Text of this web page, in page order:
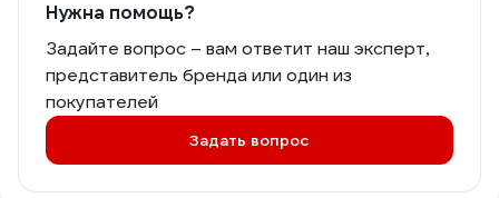
Нужна помощь?
Задайте вопрос – вам ответит наш эксперт,
представитель бренда или один из
покупателей
Задать вопрос